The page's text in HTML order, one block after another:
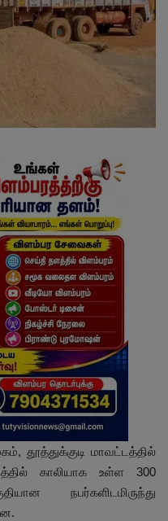
தூத்துக்குடி மாவட்டத்தில்
காலியாக உள்ள 300
நபர்களிடமிருந்து